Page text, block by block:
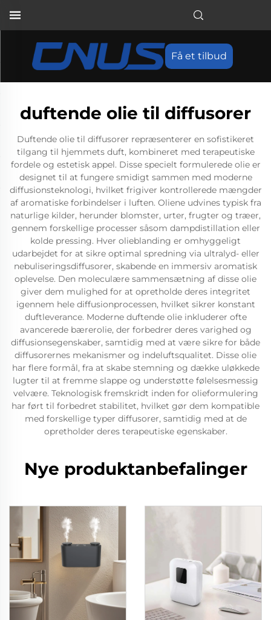
Få et tilbud
duftende olie til diffusorer
Duftende olie til diffusorer repræsenterer en sofistikeret
tilgang til hjemmets duft, kombineret med terapeutiske
fordele og estetisk appel. Disse specielt formulerede olie er
designet til at fungere smidigt sammen med moderne
diffusionsteknologi, hvilket frigiver kontrollerede mængder
af aromatiske forbindelser i luften. Oliene udvines typisk fra
naturlige kilder, herunder blomster, urter, frugter og træer,
gennem forskellige processer såsom dampdistillation eller
kolde pressing. Hver olieblanding er omhyggeligt
udarbejdet for at sikre optimal spredning via ultralyd- eller
nebuliseringsdiffusorer, skabende en immersiv aromatisk
oplevelse. Den moleculære sammensætning af disse olie
giver dem mulighed for at opretholde deres integritet
igennem hele diffusionprocessen, hvilket sikrer konstant
duftleverance. Moderne duftende olie inkluderer ofte
avancerede bærerolie, der forbedrer deres varighed og
diffusionsegenskaber, samtidig med at være sikre for både
diffusorernes mekanismer og indeluftsqualitet. Disse olie
har flere formål, fra at skabe stemning og dække uløkkede
lugter til at fremme slappe og understøtte følelsesmessig
velvære. Teknologisk fremskridt inden for olieformulering
har ført til forbedret stabilitet, hvilket gør dem kompatible
med forskellige typer diffusorer, samtidig med at de
opretholder deres terapeutiske egenskaber.
Nye produktanbefalinger